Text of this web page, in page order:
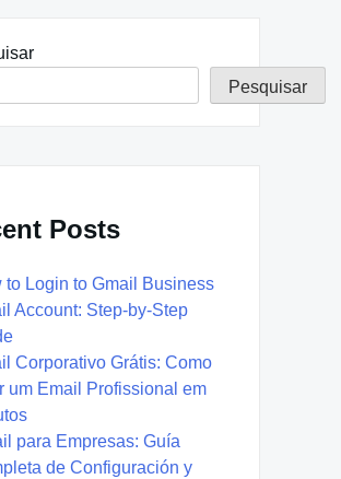
Pesquisar
Posts
to Login to Gmail Business
Account: Step-by-Step
Corporativo Grátis: Como
um Email Profissional em
para Empresas: Guía
de Configuración y